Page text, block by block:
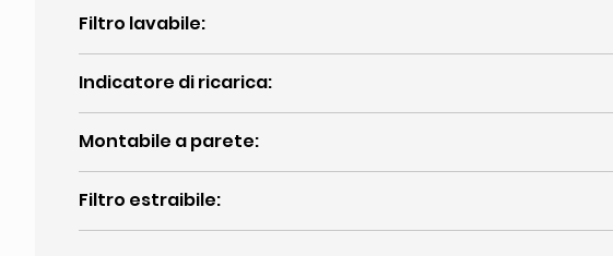
Filtro lavabile:
Indicatore di ricarica:
Montabile a parete:
Filtro estraibile: